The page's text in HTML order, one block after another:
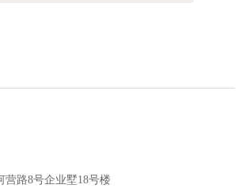
路8号企业墅18号楼